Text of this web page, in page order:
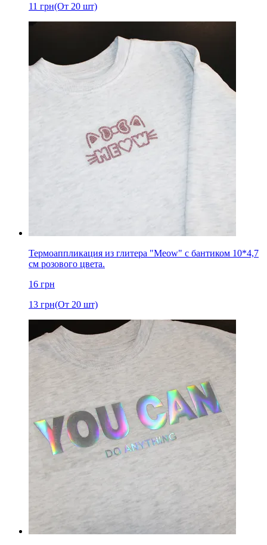
11 грн(От 20 шт)
Термоаппликация из глитера "Meow" с бантиком 10*4,7
см розового цвета.
16 грн
13 грн(От 20 шт)